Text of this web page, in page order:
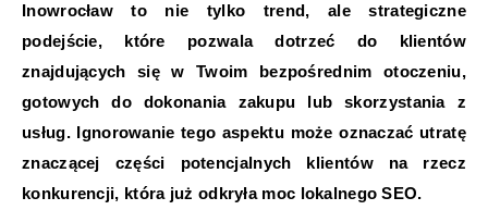
Inowrocław to nie tylko trend, ale strategiczne
podejście, które pozwala dotrzeć do klientów
znajdujących się w Twoim bezpośrednim otoczeniu,
gotowych do dokonania zakupu lub skorzystania z
usług. Ignorowanie tego aspektu może oznaczać utratę
znaczącej części potencjalnych klientów na rzecz
konkurencji, która już odkryła moc lokalnego SEO.